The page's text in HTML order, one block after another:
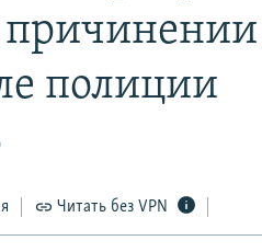
полиции
Читать без VPN